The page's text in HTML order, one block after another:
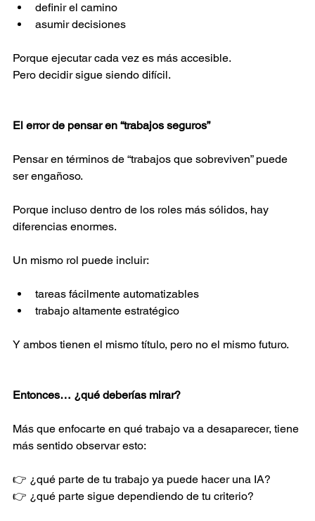
definir el camino
asumir decisiones
Porque ejecutar cada vez es más accesible.
Pero decidir sigue siendo difícil.
El error de pensar en “trabajos seguros”
Pensar en términos de “trabajos que sobreviven” puede
ser engañoso.
Porque incluso dentro de los roles más sólidos, hay
diferencias enormes.
Un mismo rol puede incluir:
tareas fácilmente automatizables
trabajo altamente estratégico
Y ambos tienen el mismo título, pero no el mismo futuro.
Entonces… ¿qué deberías mirar?
Más que enfocarte en qué trabajo va a desaparecer, tiene
más sentido observar esto:
👉 ¿qué parte de tu trabajo ya puede hacer una IA?
👉 ¿qué parte sigue dependiendo de tu criterio?